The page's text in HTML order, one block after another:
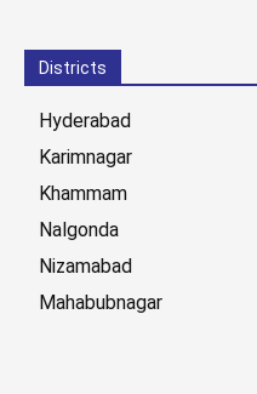
Districts
Hyderabad
Karimnagar
Khammam
Nalgonda
Nizamabad
Mahabubnagar